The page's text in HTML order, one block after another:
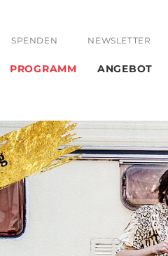
SPENDEN NEWSLETTER
PROGRAMM ANGEBOT